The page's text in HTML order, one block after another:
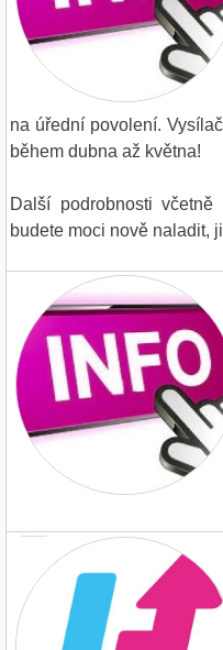
na úřední povolení.
během dubna až května!
Další podrobnosti
budete moci nově naladit,